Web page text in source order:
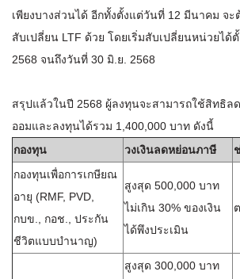
เพียงบางส่วนได้ อีกทั้งตั้งแต่วันที่ 12 มีนาคม จะ
สับเปลี่ยน LTF ด้วย โดยเริ่มสับเปลี่ยนหน่วยได้
2568 จนถึงวันที่ 30 มิ.ย. 2568
สรุปแล้วในปี 2568 ผู้ลงทุนจะสามารถใช้สิทธิล
ออมและลงทุนได้รวม 1,400,000 บาท ดังนี้
กองทุน
วงเงินลดหย่อนภาษี
กองทุนเพื่อการเกษียณ
อายุ (RMF, PVD,
กบข., กอช., ประกัน
ชีวิตแบบบำนาญ)
สูงสุด 500,000 บาท
ไม่เกิน 30% ของเงิน
ได้พึงประเมิน
สูงสุด 300,000 บาท